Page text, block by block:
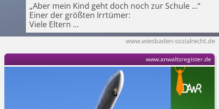
„Aber mein Kind geht doch noch zur Schule …“
Einer der größten Irrtümer:
Viele Eltern ...
www.wiesbaden-sozialrecht.de
www.anwaltsregister.de